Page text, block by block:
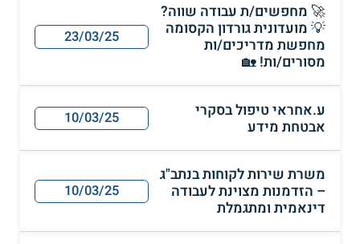
🚀 מחפשים/ת עבודה שווה?
💡 מועדונית גורדון הקסומה
מחפשת מדריכים/ות
מסורים/ות! 🏡
23/03/25
ע.אחראי טיפול בסקרי
אבטחת מידע
10/03/25
משרת שירות לקוחות בנתב"ג
– הזדמנות מצוינת לעבודה
דינאמית ומתגמלת
10/03/25